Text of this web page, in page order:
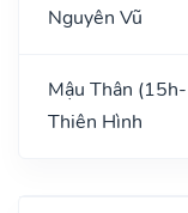
Nguyên Vũ
Mậu Thân
Thiên Hình